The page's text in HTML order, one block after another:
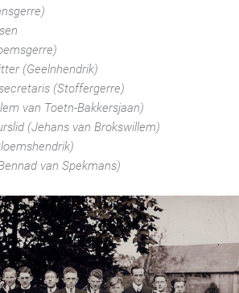
(Geelnhendrik)
(Stoffergerre)
van Toetn-Bakkersjaan)
(Jehans van Brokswillem)
van Spekmans)